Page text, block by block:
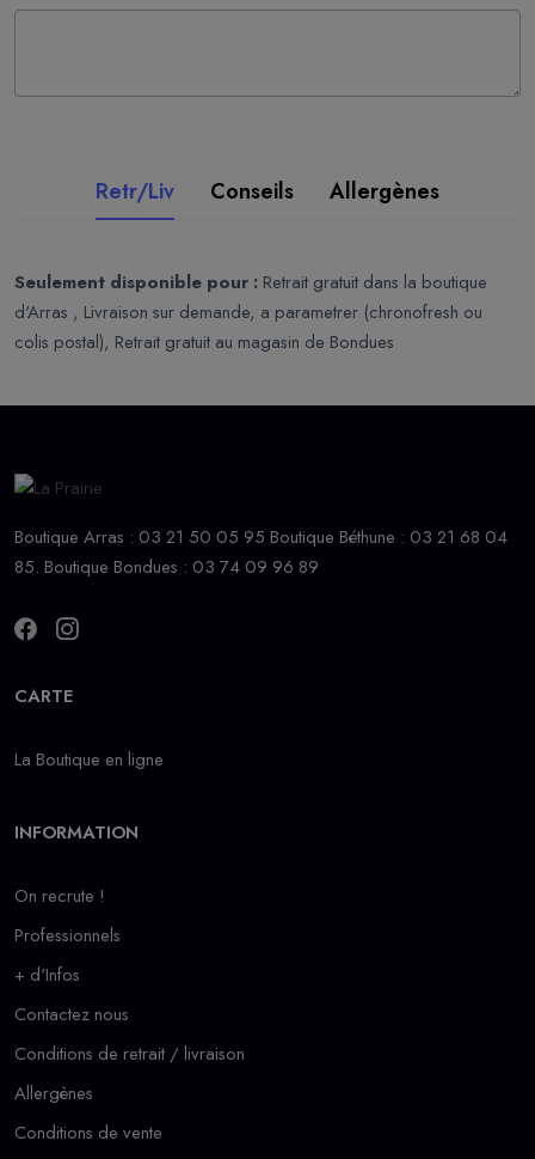
Retr/Liv Conseils Allergènes
Seulement disponible pour : Retrait gratuit dans la boutique
d'Arras , Livraison sur demande, a parametrer (chronofresh ou
colis postal), Retrait gratuit au magasin de Bondues
Boutique Arras : 03 21 50 05 95 Boutique Béthune : 03 21 68 04
85. Boutique Bondues : 03 74 09 96 89
CARTE
La Boutique en ligne
INFORMATION
On recrute !
Professionnels
+ d'Infos
Contactez nous
Conditions de retrait / livraison
Allergènes
Conditions de vente